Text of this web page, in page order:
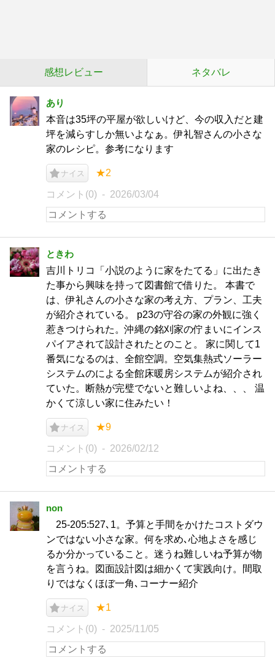
感想レビュー ネタバレ
あり
本音は35坪の平屋が欲しいけど、今の収入だと建
坪を減らすしか無いよなぁ。伊礼智さんの小さな
家のレシピ。参考になります
ナイス ★2
コメント(0) 2026/03/04
ときわ
吉川トリコ「小説のように家をたてる」に出たき
た事から興味を持って図書館で借りた。 本書で
は、伊礼さんの小さな家の考え方、プラン、工夫
が紹介されている。 p23の守谷の家の外観に強く
惹きつけられた。沖縄の銘刈家の佇まいにインス
パイアされて設計されたとのこと。 家に関して1
番気になるのは、全館空調。空気集熱式ソーラー
システムのによる全館床暖房システムが紹介され
ていた。断熱が完璧でないと難しいよね、、、 温
かくて涼しい家に住みたい！
ナイス ★9
コメント(0) 2026/02/12
non
25-205:527､1。予算と手間をかけたコストダウ
ンではない小さな家。何を求め､心地よさを感じ
るか分かっていること。迷うね難しいね予算が物
を言うね。図面設計図は細かくて実践向け。間取
りではなくほぼ一角､コーナー紹介
ナイス ★1
コメント(0) 2025/11/05